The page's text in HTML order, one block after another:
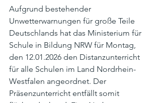
Aufgrund bestehender
Unwetterwarnungen für große Teile
Deutschlands hat das Ministerium für
Schule in Bildung NRW für Montag,
den 12.01.2026 den Distanzunterricht
für alle Schulen im Land Nordrhein-
Westfalen angeordnet. Der
Präsenzunterricht entfällt somit